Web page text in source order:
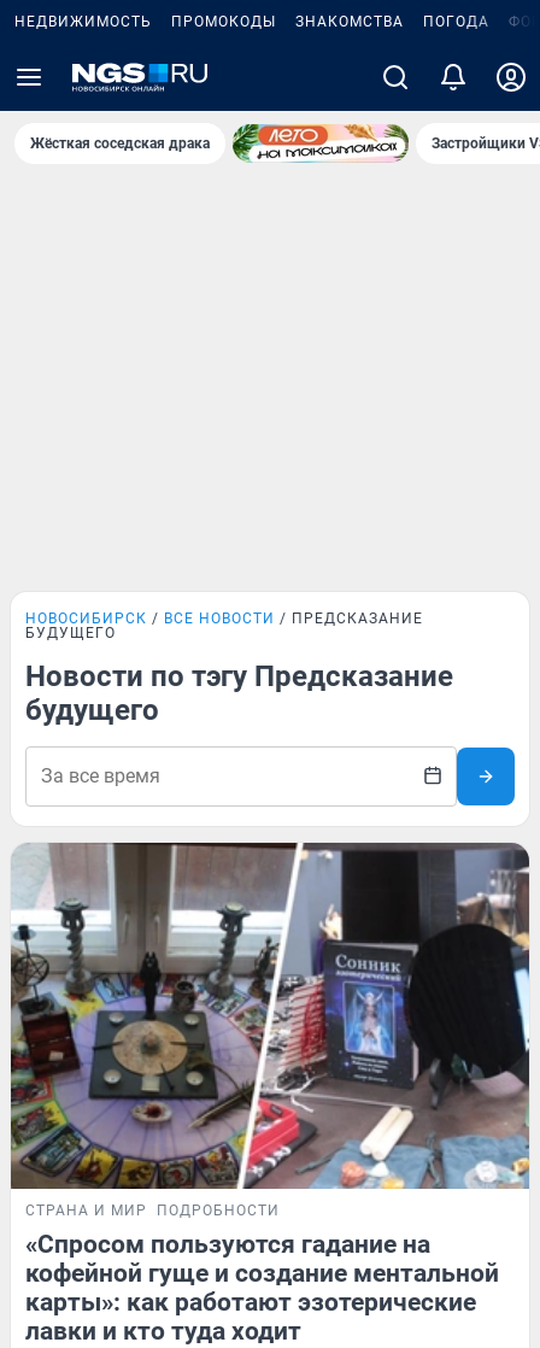
НЕДВИЖИМОСТЬ ПРОМОКОДЫ ЗНАКОМСТВА ПОГОДА
Жёсткая соседская драка Застройщики
НОВОСИБИРСК ВСЕ НОВОСТИ
ПРЕДСКАЗАНИЕ
БУДУЩЕГО
Новости по тэгу Предсказание
будущего
СТРАНА И МИР ПОДРОБНОСТИ
«Спросом пользуются гадание на
кофейной гуще и создание ментальной
карты»: как работают эзотерические
лавки и кто туда ходит